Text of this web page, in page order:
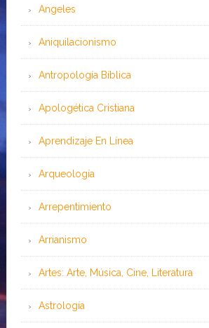
Angeles
Aniquilacionismo
Antropología Bíblica
Apologética Cristiana
Aprendizaje En Línea
Arqueología
Arrepentimiento
Arrianismo
Artes: Arte, Música, Cine, Literatura
Astrología